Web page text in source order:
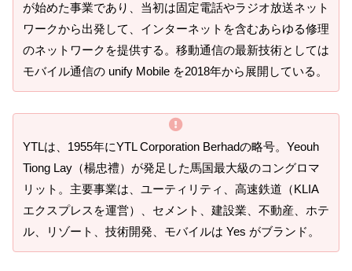
が始めた事業であり、当初は固定電話やラジオ放送ネット
ワークから出発して、インターネットを含むあらゆる修理
のネットワークを提供する。移動通信の最新技術としては
モバイル通信の unify Mobile を2018年から展開している。
YTLは、1955年にYTL Corporation Berhadの略号。Yeouh
Tiong Lay（楊忠禮）が発足した馬国最大級のコングロマ
リット。主要事業は、ユーティリティ、高速鉄道（KLIA
エクスプレスを運営）、セメント、建設業、不動産、ホテ
ル、リゾート、技術開発、モバイルは Yes がブランド。